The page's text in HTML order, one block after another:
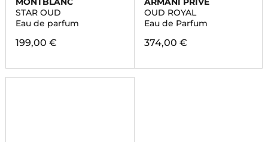
STAR OUD
Eau de parfum
199,00 €
OUD ROYAL
Eau de Parfum
374,00 €